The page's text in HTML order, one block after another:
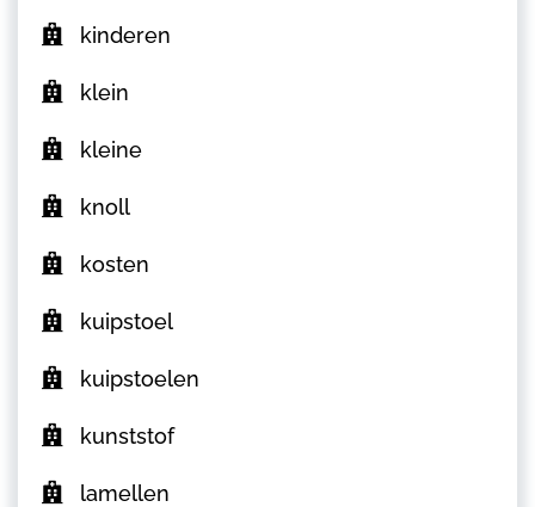
kinderen
klein
kleine
knoll
kosten
kuipstoel
kuipstoelen
kunststof
lamellen